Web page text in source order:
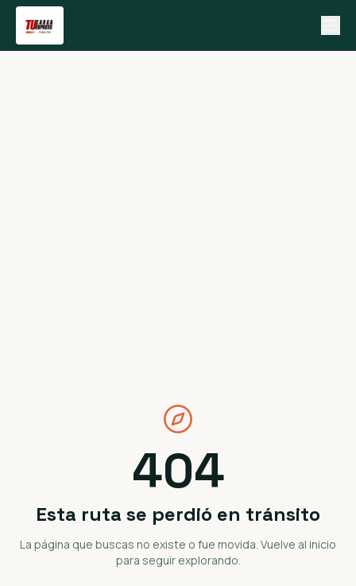
404
Esta ruta se perdió en tránsito
La página que buscas no existe o fue movida. Vuelve al inicio
para seguir explorando.